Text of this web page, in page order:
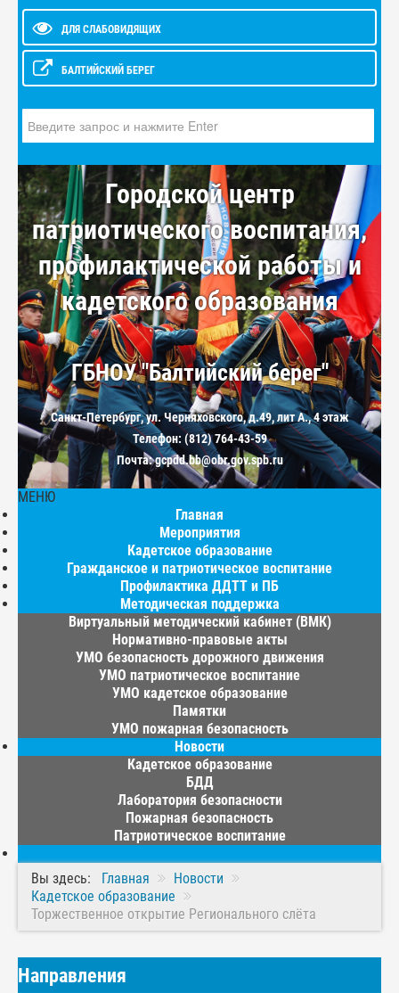
ДЛЯ СЛАБОВИДЯЩИХ
БАЛТИЙСКИЙ БЕРЕГ
Городской центр
патриотического воспитания,
профилактической работы и
кадетского образования
ГБНОУ "Балтийский берег"
Санкт-Петербург, ул. Черняховского, д.49, лит А., 4 этаж
Телефон: (812) 764-43-59
Почта: gcpdd.bb@obr.gov.spb.ru
МЕНЮ
Главная
Мероприятия
Кадетское образование
Гражданское и патриотическое воспитание
Профилактика ДДТТ и ПБ
Методическая поддержка
Виртуальный методический кабинет (ВМК)
Нормативно-правовые акты
УМО безопасность дорожного движения
УМО патриотическое воспитание
УМО кадетское образование
Памятки
УМО пожарная безопасность
Новости
Кадетское образование
БДД
Лаборатория безопасности
Пожарная безопасность
Патриотическое воспитание
Вы здесь: Главная
Новости
Кадетское образование
Торжественное открытие Регионального слёта
Направления